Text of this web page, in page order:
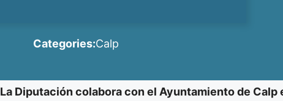
Categories:Calp
La Diputación colabora con el Ayuntamiento de